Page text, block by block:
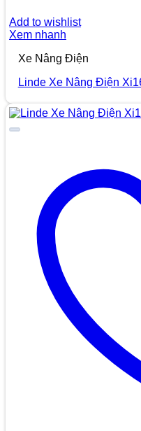
Add to wishlist
Xem nhanh
Xe Nâng Điện
Linde Xe Nâng Điện